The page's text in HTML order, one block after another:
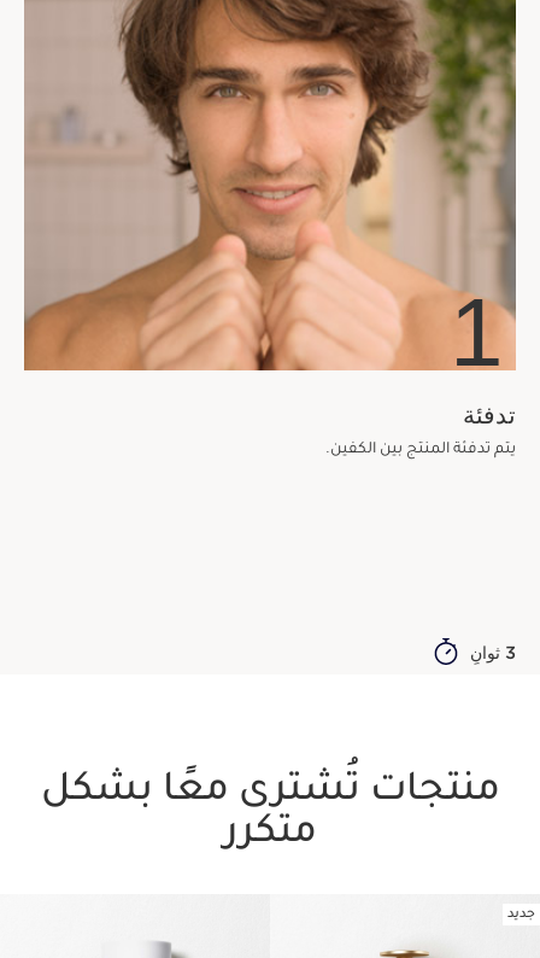
1
تدفئة
يتم تدفئة المنتج بين الكفين.
3 ثوانٍ
منتجات تُشترى معًا بشكل
متكرر
جديد